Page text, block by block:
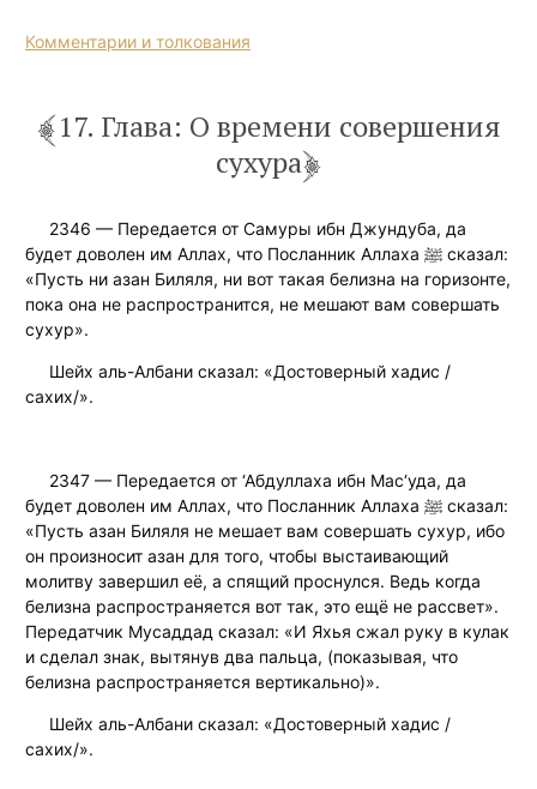
Комментарии и толкования
17. Глава: О времени совершения
сухура
2346 — Передается от Самуры ибн Джундуба, да
будет доволен им Аллах, что Посланник Аллаха ﷺ сказал:
«Пусть ни азан Биляля, ни вот такая белизна на горизонте,
пока она не распространится, не мешают вам совершать
сухур».
Шейх аль-Албани сказал: «Достоверный хадис /
сахих/».
2347 — Передается от ‘Абдуллаха ибн Мас‘уда, да
будет доволен им Аллах, что Посланник Аллаха ﷺ сказал:
«Пусть азан Биляля не мешает вам совершать сухур, ибо
он произносит азан для того, чтобы выстаивающий
молитву завершил её, а спящий проснулся. Ведь когда
белизна распространяется вот так, это ещё не рассвет».
Передатчик Мусаддад сказал: «И Яхья сжал руку в кулак
и сделал знак, вытянув два пальца, (показывая, что
белизна распространяется вертикально)».
Шейх аль-Албани сказал: «Достоверный хадис /
сахих/».